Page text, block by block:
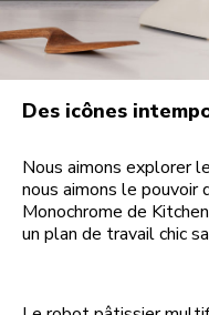
Des icônes
Nous aimons explorer
nous aimons le pouvoir
Monochrome de
un plan de travail chic